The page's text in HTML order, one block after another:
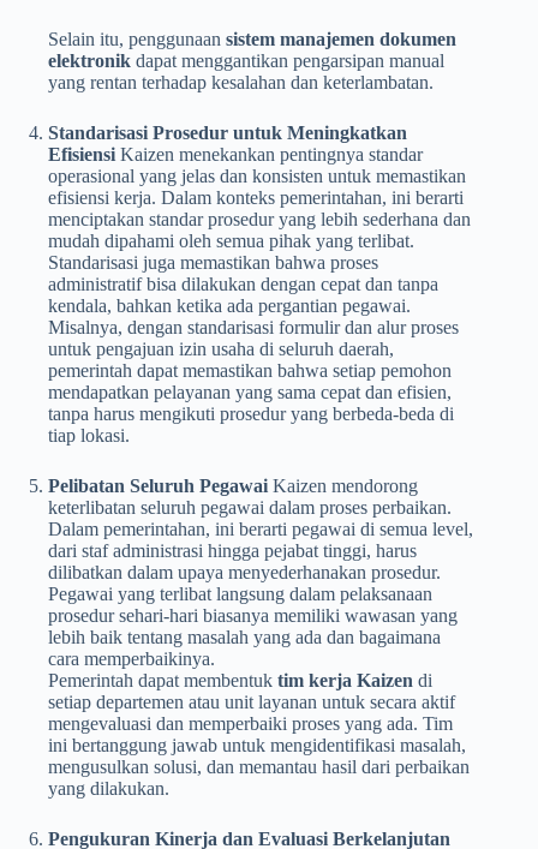
Selain itu, penggunaan sistem manajemen dokumen
elektronik dapat menggantikan pengarsipan manual
yang rentan terhadap kesalahan dan keterlambatan.
Standarisasi Prosedur untuk Meningkatkan
Efisiensi Kaizen menekankan pentingnya standar
operasional yang jelas dan konsisten untuk memastikan
efisiensi kerja. Dalam konteks pemerintahan, ini berarti
menciptakan standar prosedur yang lebih sederhana dan
mudah dipahami oleh semua pihak yang terlibat.
Standarisasi juga memastikan bahwa proses
administratif bisa dilakukan dengan cepat dan tanpa
kendala, bahkan ketika ada pergantian pegawai.
Misalnya, dengan standarisasi formulir dan alur proses
untuk pengajuan izin usaha di seluruh daerah,
pemerintah dapat memastikan bahwa setiap pemohon
mendapatkan pelayanan yang sama cepat dan efisien,
tanpa harus mengikuti prosedur yang berbeda-beda di
tiap lokasi.
Pelibatan Seluruh Pegawai Kaizen mendorong
keterlibatan seluruh pegawai dalam proses perbaikan.
Dalam pemerintahan, ini berarti pegawai di semua level,
dari staf administrasi hingga pejabat tinggi, harus
dilibatkan dalam upaya menyederhanakan prosedur.
Pegawai yang terlibat langsung dalam pelaksanaan
prosedur sehari-hari biasanya memiliki wawasan yang
lebih baik tentang masalah yang ada dan bagaimana
cara memperbaikinya.
Pemerintah dapat membentuk tim kerja Kaizen di
setiap departemen atau unit layanan untuk secara aktif
mengevaluasi dan memperbaiki proses yang ada. Tim
ini bertanggung jawab untuk mengidentifikasi masalah,
mengusulkan solusi, dan memantau hasil dari perbaikan
yang dilakukan.
Pengukuran Kinerja dan Evaluasi Berkelanjutan